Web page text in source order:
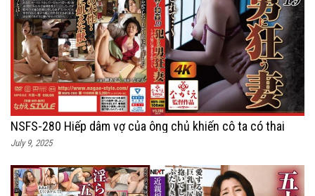
NSFS-280 Hiếp dâm vợ của ông chủ khiến cô ta có thai
July 9, 2025